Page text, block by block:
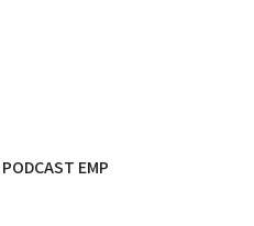
PODCAST EMP